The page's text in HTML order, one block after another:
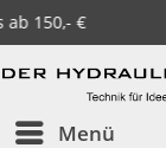
Menü